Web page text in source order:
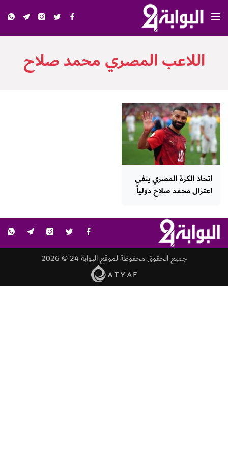
اللاعب المصري محمد صلاح
اتحاد الكرة المصري ينفي
اعتزال محمد صلاح دولياً
جميع الحقوق محفوظة لموقع البوابة 24 © 2026